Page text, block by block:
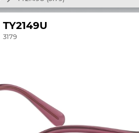
TY2149U
3179